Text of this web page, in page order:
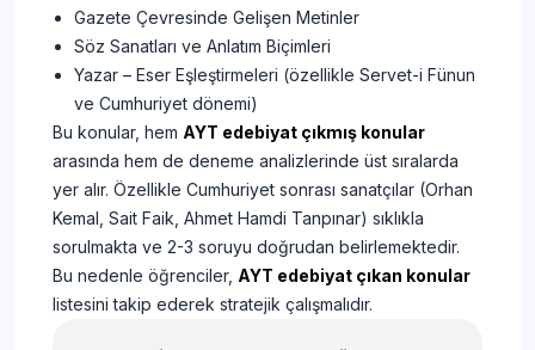
Gazete Çevresinde Gelişen Metinler
Söz Sanatları ve Anlatım Biçimleri
Yazar – Eser Eşleştirmeleri (özellikle Servet-i Fünun
ve Cumhuriyet dönemi)
Bu konular, hem AYT edebiyat çıkmış konular
arasında hem de deneme analizlerinde üst sıralarda
yer alır. Özellikle Cumhuriyet sonrası sanatçılar (Orhan
Kemal, Sait Faik, Ahmet Hamdi Tanpınar) sıklıkla
sorulmakta ve 2-3 soruyu doğrudan belirlemektedir.
Bu nedenle öğrenciler, AYT edebiyat çıkan konular
listesini takip ederek stratejik çalışmalıdır.